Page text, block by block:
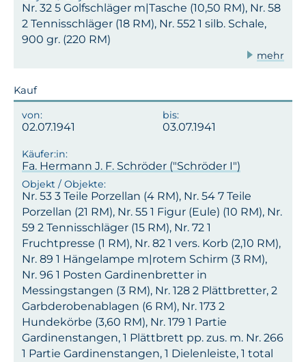
Nr. 32 5 Golfschläger m|Tasche (10,50 RM), Nr. 58
2 Tennisschläger (18 RM), Nr. 552 1 silb. Schale,
900 gr. (220 RM)
mehr
Kauf
02.07.1941 03.07.1941
Fa. Hermann J. F. Schröder ("Schröder I")
Nr. 53 3 Teile Porzellan (4 RM), Nr. 54 7 Teile
Porzellan (21 RM), Nr. 55 1 Figur (Eule) (10 RM), Nr.
59 2 Tennisschläger (15 RM), Nr. 72 1
Fruchtpresse (1 RM), Nr. 82 1 vers. Korb (2,10 RM),
Nr. 89 1 Hängelampe m|rotem Schirm (3 RM),
Nr. 96 1 Posten Gardinenbretter in
Messingstangen (3 RM), Nr. 128 2 Plättbretter, 2
Garbderobenablagen (6 RM), Nr. 173 2
Hundekörbe (3,60 RM), Nr. 179 1 Partie
Gardinenstangen, 1 Plättbrett pp. zus. m. Nr. 266
1 Partie Gardinenstangen, 1 Dielenleiste, 1 total